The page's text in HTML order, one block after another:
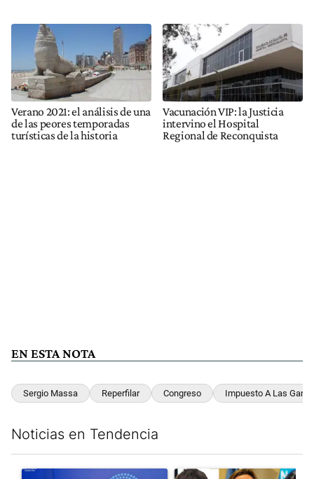
Verano 2021: el análisis de una
de las peores temporadas
turísticas de la historia
Vacunación VIP: la Justicia
intervino el Hospital
Regional de Reconquista
EN ESTA NOTA
Sergio Massa Reperfilar Congreso Impuesto A Las
Noticias en Tendencia
Un artículo de tendencia con el título "Ley de Tierras: ante el
Un artículo de tendencia con